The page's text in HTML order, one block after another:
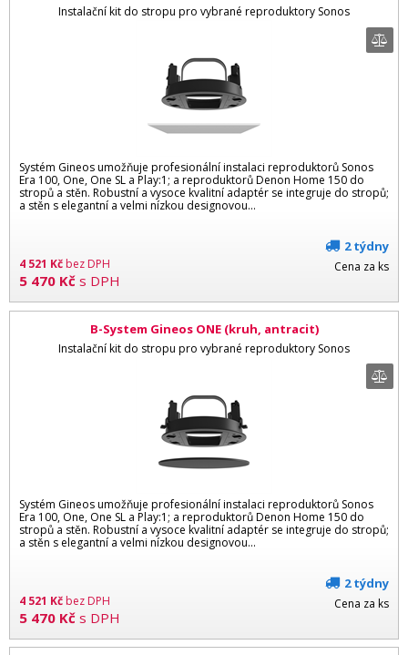
Instalační kit do stropu pro vybrané reproduktory Sonos
Systém Gineos umožňuje profesionální instalaci reproduktorů Sonos
Era 100, One, One SL a Play:1; a reproduktorů Denon Home 150 do
stropů a stěn. Robustní a vysoce kvalitní adaptér se integruje do stropů;
a stěn s elegantní a velmi nízkou designovou...
4 521 Kč bez DPH
5 470 Kč s DPH
2 týdny
Cena za ks
B-System Gineos ONE (kruh, antracit)
Instalační kit do stropu pro vybrané reproduktory Sonos
Systém Gineos umožňuje profesionální instalaci reproduktorů Sonos
Era 100, One, One SL a Play:1; a reproduktorů Denon Home 150 do
stropů a stěn. Robustní a vysoce kvalitní adaptér se integruje do stropů;
a stěn s elegantní a velmi nízkou designovou...
4 521 Kčbez DPH
5 470 Kč s DPH
2 týdny
Cena za ks